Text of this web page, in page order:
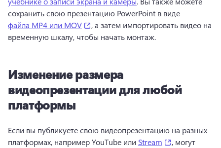
сохранить свою презентацию PowerPoint в виде
файла MP4 или MOV
(opens in a new tab)
, а затем импортировать видео на
временную шкалу, чтобы начать монтаж.
Изменение размера
видеопрезентации для любой
платформы
Если вы публикуете свою видеопрезентацию на разных
платформах, например YouTube или Stream (opens in a
, могут